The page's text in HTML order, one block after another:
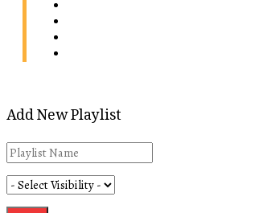
Add New Playlist